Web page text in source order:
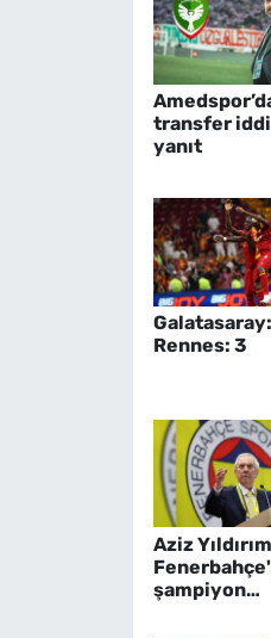
transfer
yanıt
Rennes: 3
Aziz
şampiyon